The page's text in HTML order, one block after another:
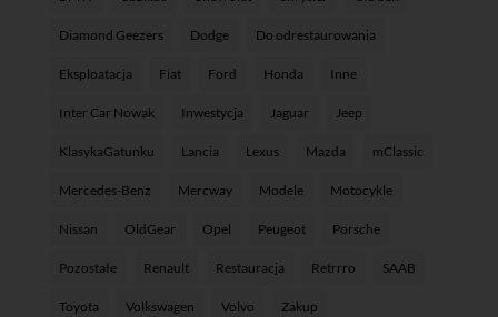
Diamond Geezers Dodge Do odrestaurowania
Eksploatacja Fiat Ford Honda Inne
Inter Car Nowak Inwestycja Jaguar Jeep
KlasykaGatunku Lancia Lexus Mazda mClassic
Mercedes-Benz Mercway Modele Motocykle
Nissan OldGear Opel Peugeot Porsche
Pozostałe Renault Restauracja Retrrro SAAB
Toyota Volkswagen Volvo Zakup